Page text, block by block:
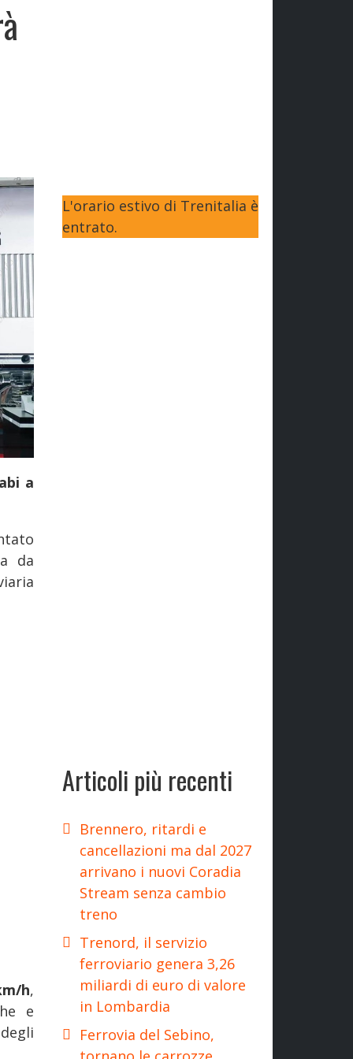
a
da
h,
e
L'orario estivo di Trenitalia è
entrato.
Articoli più recenti
Brennero, ritardi e
cancellazioni ma dal 2027
arrivano i nuovi Coradia
Stream senza cambio
treno
Trenord, il servizio
ferroviario genera 3,26
miliardi di euro di valore
in Lombardia
Ferrovia del Sebino,